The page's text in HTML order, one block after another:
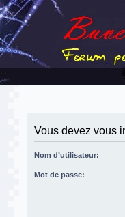
Vous devez vous
Nom d’utilisateur:
Mot de passe: